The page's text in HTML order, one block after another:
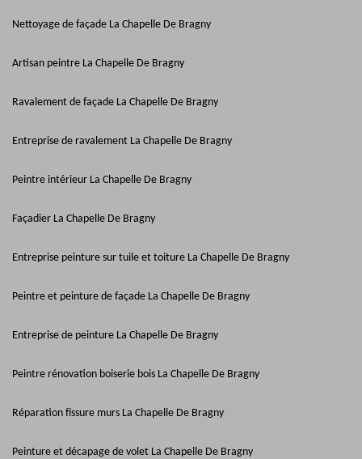
Nettoyage de façade La Chapelle De Bragny
Artisan peintre La Chapelle De Bragny
Ravalement de façade La Chapelle De Bragny
Entreprise de ravalement La Chapelle De Bragny
Peintre intérieur La Chapelle De Bragny
Façadier La Chapelle De Bragny
Entreprise peinture sur tuile et toiture La Chapelle De Bragny
Peintre et peinture de façade La Chapelle De Bragny
Entreprise de peinture La Chapelle De Bragny
Peintre rénovation boiserie bois La Chapelle De Bragny
Réparation fissure murs La Chapelle De Bragny
Peinture et décapage de volet La Chapelle De Bragny